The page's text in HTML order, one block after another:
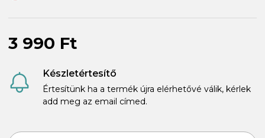
3 990 Ft
Készletértesítő
Értesítünk ha a termék újra elérhetővé válik, kérlek
add meg az email címed.